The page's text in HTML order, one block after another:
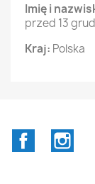
Imię i
przed 13
Kraj: Polska
Facebook